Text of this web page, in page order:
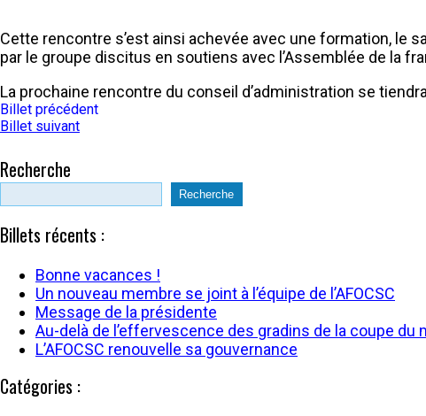
Cette rencontre s’est ainsi achevée avec une formation, le
par le groupe discitus en soutiens avec l’Assemblée de la
La prochaine rencontre du conseil d’administration se
Billet précédent
Billet suivant
Recherche
Recherche
Billets récents :
Bonne vacances !
Un nouveau membre se joint à l’équipe de l’AFOCSC
Message de la présidente
Au-delà de l’effervescence des gradins de la coupe
L’AFOCSC renouvelle sa gouvernance
Catégories :